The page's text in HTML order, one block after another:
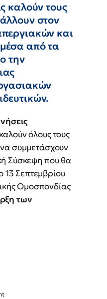
καλούν τους
στον
και
από τα
την
καλούν όλους τους
να συμμετάσχουν
Σύσκεψη που θα
13 Σεπτεμβρίου
Ομοσπονδίας
των